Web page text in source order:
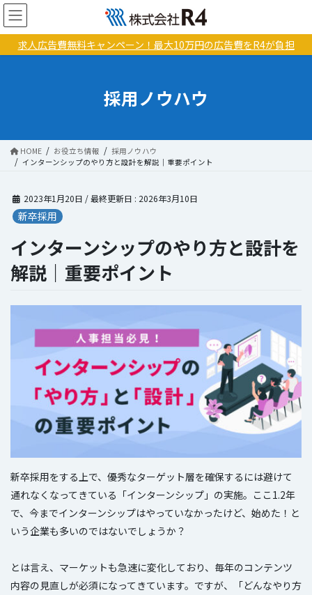
コ
ン
テ
ナ
ビ
ゲ
動
求人広告費無料キャンペーン！最大10万円の広告費をR4が負担
採用ノウハウ
HOME お役立ち情報
採用ノウハウ
インターンシップのやり方と設計を解説｜重要ポイント
2023年1月20日 / 最終更新日 : 2026年3月10日
新卒採用
インターンシップのやり方と設計を
解説｜重要ポイント
新卒採用をする上で、優秀なターゲット層を確保するには避けて
通れなくなってきている「インターンシップ」の実施。ここ1.2年
で、今までインターンシップはやっていなかったけど、始めた！と
いう企業も多いのではないでしょうか？
とは言え、マーケットも急速に変化しており、毎年のコンテンツ
内容の見直しが必須になってきています。ですが、「どんなやり方